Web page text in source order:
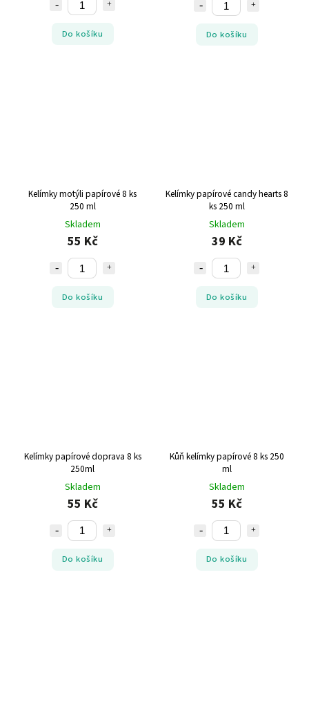
Do košíku Do košíku
Kelímky motýli papírové 8 ks
250 ml
Skladem
55 Kč
Do košíku
Kelímky papírové candy hearts 8
ks 250 ml
Skladem
39 Kč
Do košíku
Kelímky papírové doprava 8 ks
250ml
Skladem
55 Kč
Do košíku
Kůň kelímky papírové 8 ks 250
ml
Skladem
55 Kč
Do košíku